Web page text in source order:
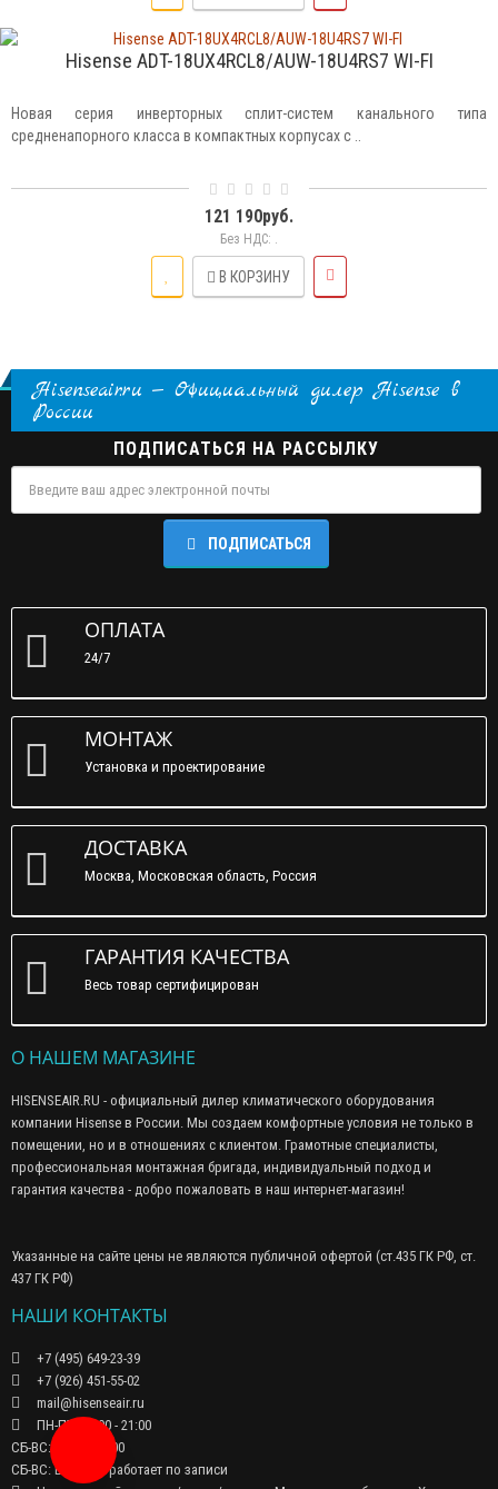
Hisense ADT-18UX4RCL8/AUW-18U4RS7 WI-FI
Новая серия инверторных сплит-систем канального типа
средненапорного класса в компактных корпусах с ..
121 190руб.
Без НДС: .
В КОРЗИНУ
Заказать звонок
Hisenseair.ru — Официальный дилер Hisense в
России
ПОДПИСАТЬСЯ НА РАССЫЛКУ
ПОДПИСАТЬСЯ
ОПЛАТА
24/7
МОНТАЖ
Установка и проектирование
ДОСТАВКА
Москва, Московская область, Россия
ГАРАНТИЯ КАЧЕСТВА
Весь товар сертифицирован
О НАШЕМ МАГАЗИНЕ
HISENSEAIR.RU - официальный дилер климатического оборудования
компании Hisense в России. Мы создаем комфортные условия не только в
помещении, но и в отношениях с клиентом. Грамотные специалисты,
профессиональная монтажная бригада, индивидуальный подход и
гарантия качества - добро пожаловать в наш интернет-магазин!
Указанные на сайте цены не являются публичной офертой (ст.435 ГК РФ, cт.
437 ГК РФ)
НАШИ КОНТАКТЫ
+7 (495) 649-23-39
+7 (926) 451-55-02
mail@hisenseair.ru
ПН-ПТ: 09:00 - 21:00
СБ-ВС: 10:00 - 18:00
СБ-ВС: Шоу-рум работает по записи